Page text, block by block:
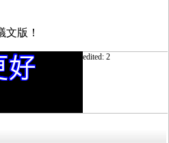
版！
edited: 2